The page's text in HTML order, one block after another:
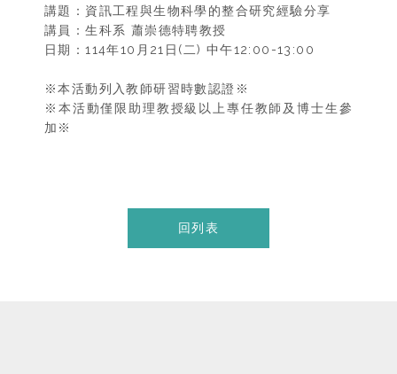
講題：資訊工程與生物科學的整合研究經驗分享
講員：生科系 蕭崇德特聘教授
日期：114年10月21日(二) 中午12:00-13:00
※本活動列入教師研習時數認證※
※本活動僅限助理教授級以上專任教師及博士生參
加※
回列表